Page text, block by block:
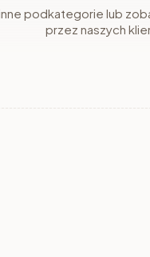
podkategorie lub
przez naszych